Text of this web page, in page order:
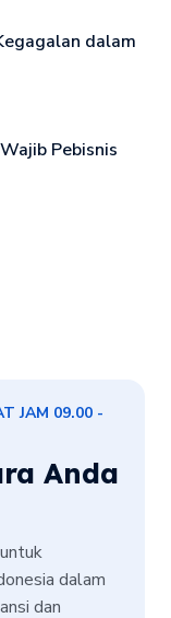
dalam
Pebisnis
JAM 09.00 -
Anda
dalam
dan